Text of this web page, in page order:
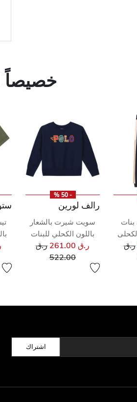
خصيصاً
سعر مخفض من
ر.ق
- 50 %
رالف لورين
سويت شيرت بالشعار
باللون الكحلي للبنات
ر.ق 261.00 سعر مخفض من
ر.ق
522.00إلى
اشتراك